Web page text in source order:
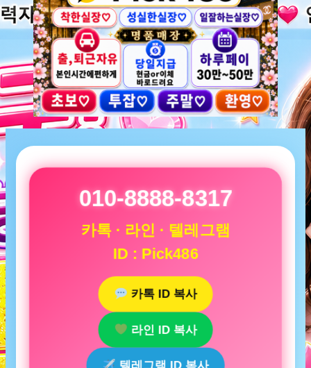
010-8888-8317
카톡 · 라인 · 텔레그램
ID : Pick486
카톡 ID 복사
라인 ID 복사